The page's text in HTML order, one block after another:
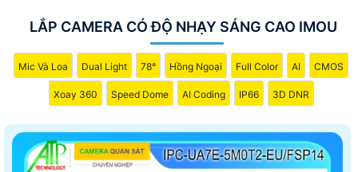
LẮP CAMERA CÓ ĐỘ NHẠY SÁNG CAO IMOU
Mic Và Loa Dual Light 78° Hồng Ngoại Full Color AI CMOS
Xoay 360 Speed Dome AI Coding IP66 3D DNR